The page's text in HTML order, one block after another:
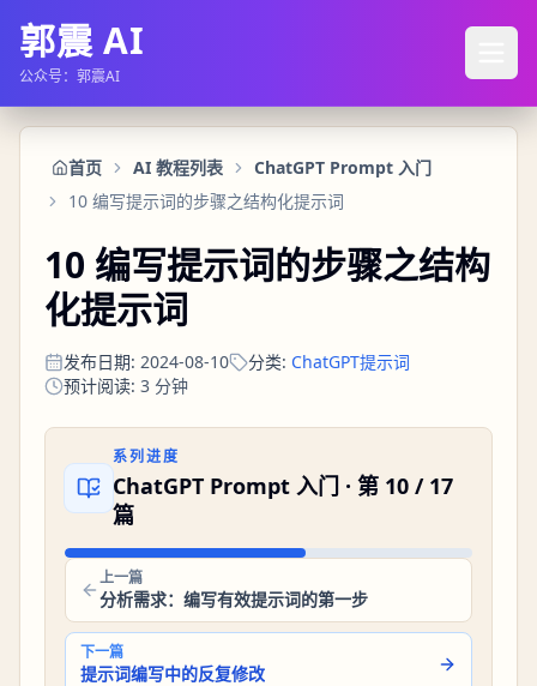
郭震 AI
公众号：郭震AI
首页 AI 教程列表
ChatGPT Prompt 入门
10 编写提示词的步骤之结构化提示词
10 编写提示词的步骤之结构
化提示词
发布日期: 2024-08-10 分类: ChatGPT提示词
预计阅读: 3 分钟
系列进度
ChatGPT Prompt 入门 · 第 10 / 17
篇
上一篇
分析需求：编写有效提示词的第一步
下一篇
提示词编写中的反复修改